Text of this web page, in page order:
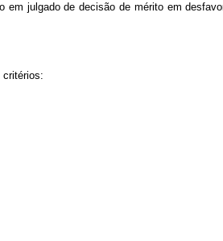
julgado de decisão de mérito em
critérios: